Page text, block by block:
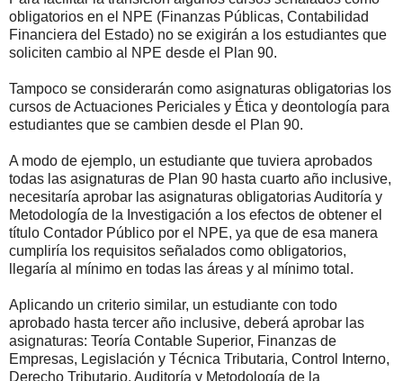
obligatorios en el NPE (Finanzas Públicas, Contabilidad
Financiera del Estado) no se exigirán a los estudiantes que
soliciten cambio al NPE desde el Plan 90.
Tampoco se considerarán como asignaturas obligatorias los
cursos de Actuaciones Periciales y Ética y deontología para
estudiantes que se cambien desde el Plan 90.
A modo de ejemplo, un estudiante que tuviera aprobados
todas las asignaturas de Plan 90 hasta cuarto año inclusive,
necesitaría aprobar las asignaturas obligatorias Auditoría y
Metodología de la Investigación a los efectos de obtener el
título Contador Público por el NPE, ya que de esa manera
cumpliría los requisitos señalados como obligatorios,
llegaría al mínimo en todas las áreas y al mínimo total.
Aplicando un criterio similar, un estudiante con todo
aprobado hasta tercer año inclusive, deberá aprobar las
asignaturas: Teoría Contable Superior, Finanzas de
Empresas, Legislación y Técnica Tributaria, Control Interno,
Derecho Tributario, Auditoría y Metodología de la